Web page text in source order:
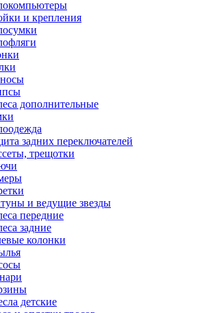
и крепления
дополнительные
задних переключателей
трещотки
и ведущие звезды
передние
задние
колонки
детские